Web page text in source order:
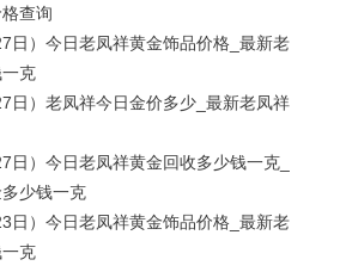
查询
）今日老凤祥黄金饰品价格_最新老
克
）老凤祥今日金价多少_最新老凤祥
）今日老凤祥黄金回收多少钱一克_
少钱一克
）今日老凤祥黄金饰品价格_最新老
克